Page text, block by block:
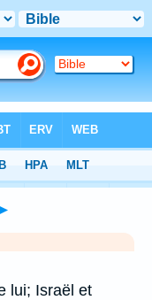
lui; Israël et